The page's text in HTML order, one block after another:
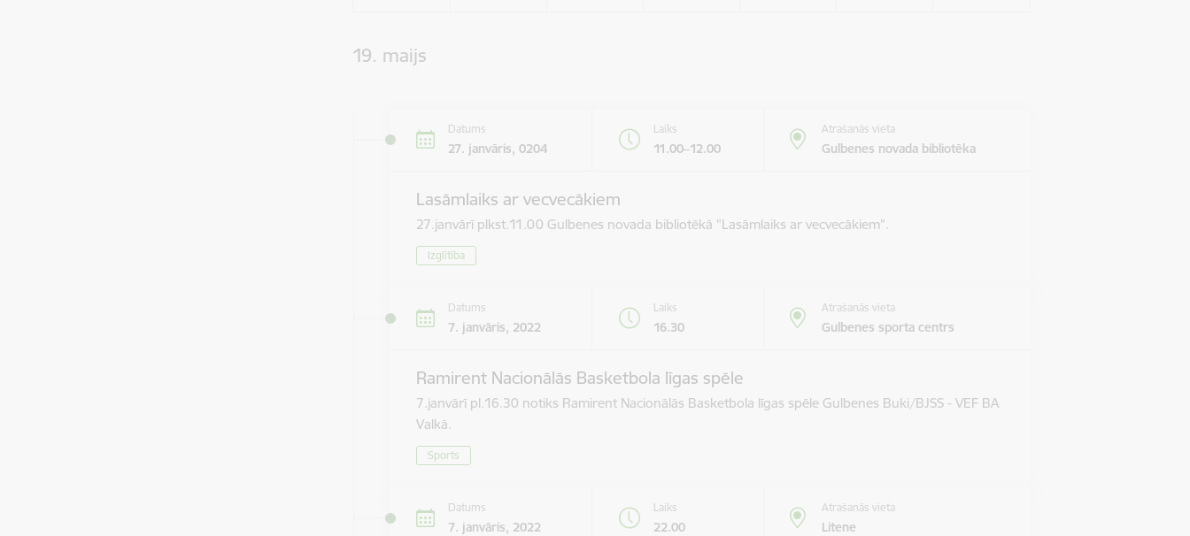
19. maijs
Datums
27. janvāris, 0204
Laiks
11.00–12.00
Atrašanās vieta
Gulbenes novada bibliotēka
Lasāmlaiks ar vecvecākiem
27.janvārī plkst.11.00 Gulbenes novada bibliotēkā "Lasāmlaiks ar vecvecākiem".
Izglītība
Datums
7. janvāris, 2022
Laiks
16.30
Atrašanās vieta
Gulbenes sporta centrs
Ramirent Nacionālās Basketbola līgas spēle
7.janvārī pl.16.30 notiks Ramirent Nacionālās Basketbola līgas spēle Gulbenes Buki/BJSS - VEF BA
Valkā.
Sports
Datums
7. janvāris, 2022
Laiks
22.00
Atrašanās vieta
Litene